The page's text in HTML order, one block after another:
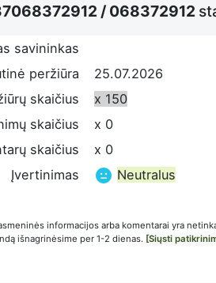
/068372912
savininkas
peržiūra
25.07.2026
skaičius
x 150
skaičius
x 0
skaičius
x 0
Įvertinimas
Neutralus
informacijos arba komentarai yra
išnagrinėsime per 1-2 dienas. [Siųsti